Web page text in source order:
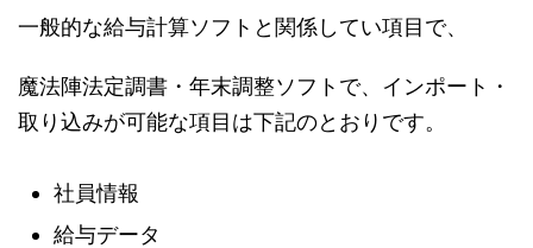
一般的な給与計算ソフトと関係してい項目で、
魔法陣法定調書・年末調整ソフトで、インポート・
取り込みが可能な項目は下記のとおりです。
社員情報
給与データ